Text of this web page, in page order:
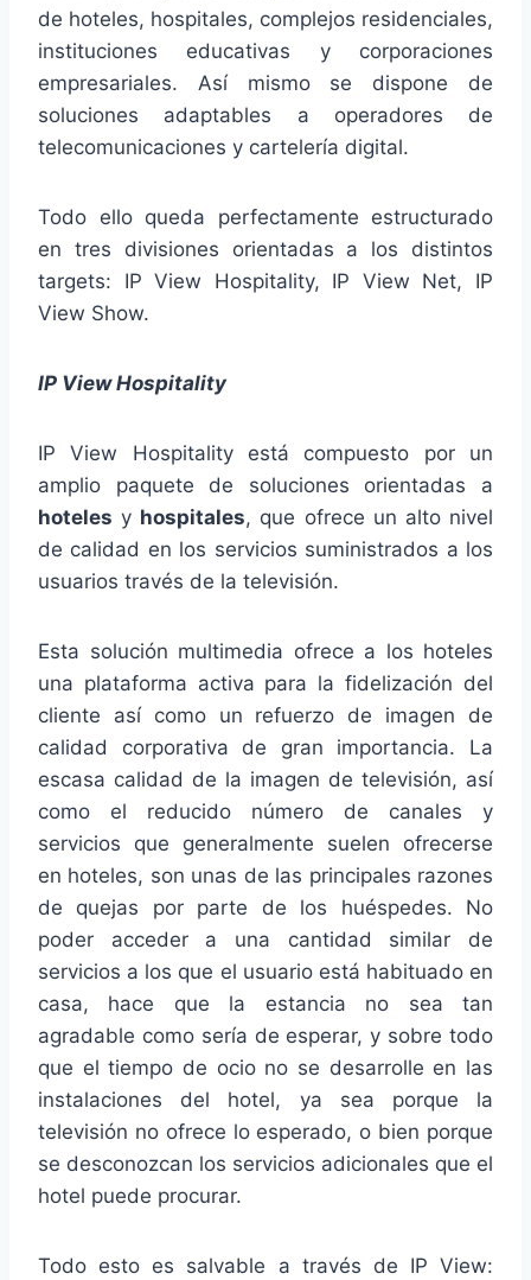
de hoteles, hospitales, complejos residenciales,
instituciones educativas y corporaciones
empresariales. Así mismo se dispone de
soluciones adaptables a operadores de
telecomunicaciones y cartelería digital.
Todo ello queda perfectamente estructurado
en tres divisiones orientadas a los distintos
targets: IP View Hospitality, IP View Net, IP
View Show.
IP View Hospitality
IP View Hospitality está compuesto por un
amplio paquete de soluciones orientadas a
hoteles y hospitales, que ofrece un alto nivel
de calidad en los servicios suministrados a los
usuarios través de la televisión.
Esta solución multimedia ofrece a los hoteles
una plataforma activa para la fidelización del
cliente así como un refuerzo de imagen de
calidad corporativa de gran importancia. La
escasa calidad de la imagen de televisión, así
como el reducido número de canales y
servicios que generalmente suelen ofrecerse
en hoteles, son unas de las principales razones
de quejas por parte de los huéspedes. No
poder acceder a una cantidad similar de
servicios a los que el usuario está habituado en
casa, hace que la estancia no sea tan
agradable como sería de esperar, y sobre todo
que el tiempo de ocio no se desarrolle en las
instalaciones del hotel, ya sea porque la
televisión no ofrece lo esperado, o bien porque
se desconozcan los servicios adicionales que el
hotel puede procurar.
Todo esto es salvable a través de IP View: